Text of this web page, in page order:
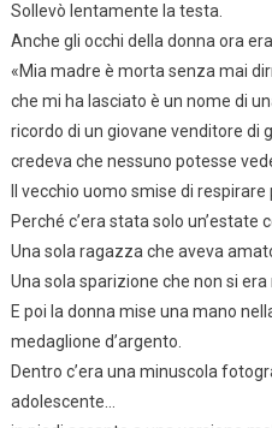
Sollevò lentamente la testa.
Anche gli occhi della donna ora
«Mia madre è morta senza mai
che mi ha lasciato è un nome di
ricordo di un giovane venditore di
credeva che nessuno potesse
Il vecchio uomo smise di
Perché c’era stata solo un’estate
Una sola ragazza che aveva
Una sola sparizione che non si
E poi la donna mise una mano
medaglione d’argento.
Dentro c’era una minuscola
adolescente…